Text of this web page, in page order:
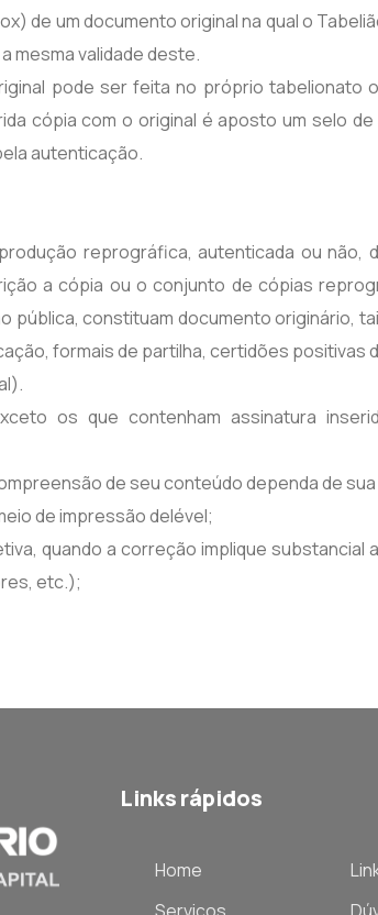
de um documento original na qual o
mesma validade deste.
pode ser feita no próprio tabelionato
cópia com o original é aposto um selo
autenticação.
reprográfica, autenticada ou não,
a cópia ou o conjunto de cópias
pública, constituam documento originário,
formais de partilha, certidões positivas
os que contenham assinatura
de seu conteúdo dependa de
de impressão delével;
quando a correção implique substancial
etc.);
Links rápidos
Home